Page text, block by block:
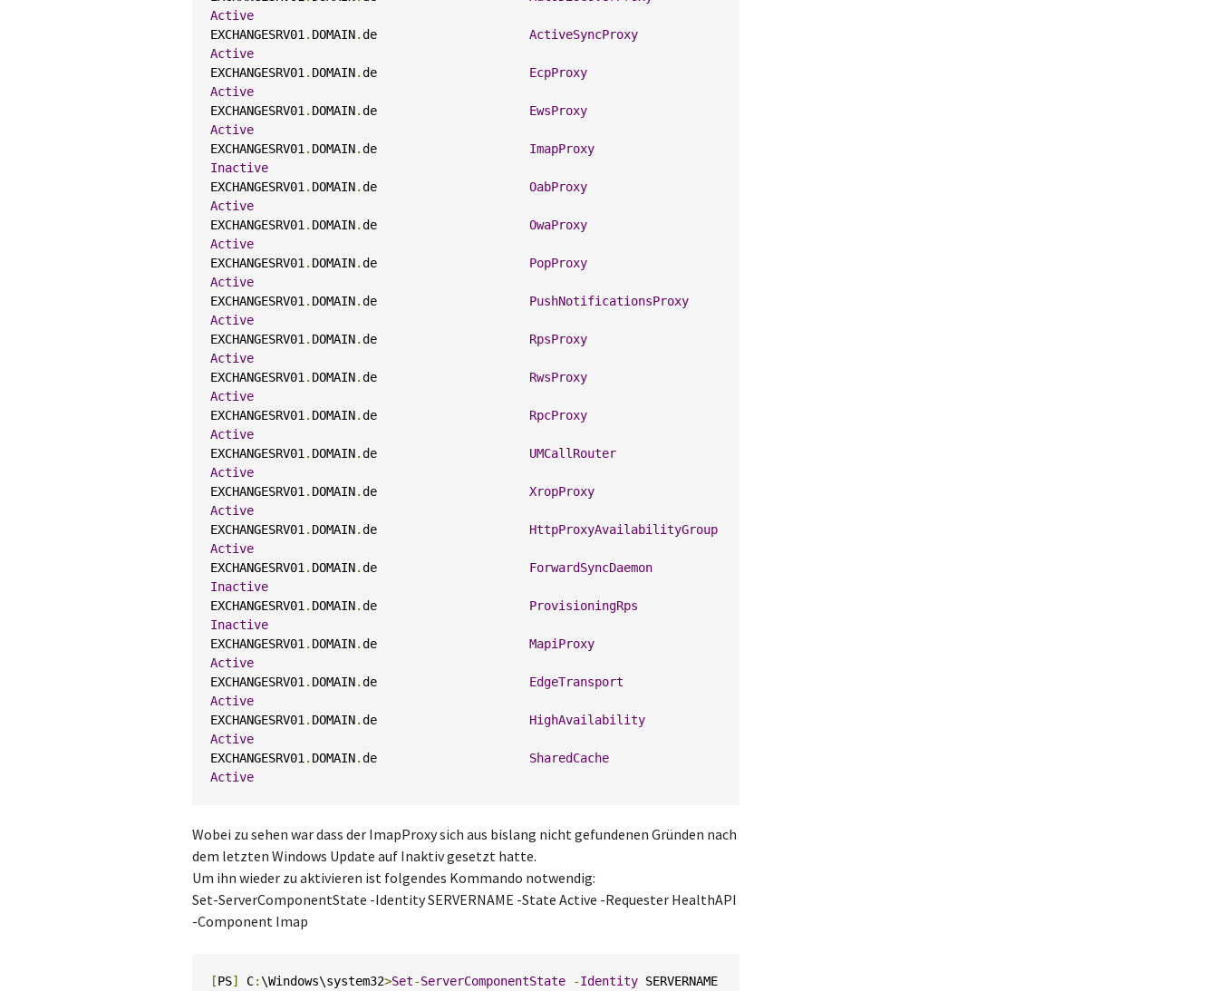
Active
EXCHANGESRV01 . DOMAIN.de ActiveSyncProxy
Active
EXCHANGESRV01 . DOMAIN.de EcpProxy
Active
EXCHANGESRV01 . DOMAIN.de EwsProxy
Active
EXCHANGESRV01 . DOMAIN.de ImapProxy
Inactive
EXCHANGESRV01 . DOMAIN.de OabProxy
Active
EXCHANGESRV01 . DOMAIN.de OwaProxy
Active
EXCHANGESRV01 . DOMAIN.de PopProxy
Active
EXCHANGESRV01 . DOMAIN.de PushNotificationsProxy
Active
EXCHANGESRV01 . DOMAIN.de RpsProxy
Active
EXCHANGESRV01 . DOMAIN.de RwsProxy
Active
EXCHANGESRV01 . DOMAIN.de RpcProxy
Active
EXCHANGESRV01 . DOMAIN.de UMCallRouter
Active
EXCHANGESRV01 . DOMAIN.de XropProxy
Active
EXCHANGESRV01 . DOMAIN.de HttpProxyAvailabilityGroup
Active
EXCHANGESRV01 . DOMAIN.de ForwardSyncDaemon
Inactive
EXCHANGESRV01 . DOMAIN.de ProvisioningRps
Inactive
EXCHANGESRV01 . DOMAIN.de MapiProxy
Active
EXCHANGESRV01 . DOMAIN.de EdgeTransport
Active
EXCHANGESRV01 . DOMAIN.de HighAvailability
Active
EXCHANGESRV01 . DOMAIN.de SharedCache
Active
Wobei zu sehen war dass der ImapProxy sich aus bislang nicht gefundenen Gründen nach
dem letzten Windows Update auf Inaktiv gesetzt hatte.
Um ihn wieder zu aktivieren ist folgendes Kommando notwendig:
Set-ServerComponentState -Identity SERVERNAME -State Active -Requester HealthAPI
-Component Imap
[PS] C:\Windows\system32>Set-ServerComponentState -Identity